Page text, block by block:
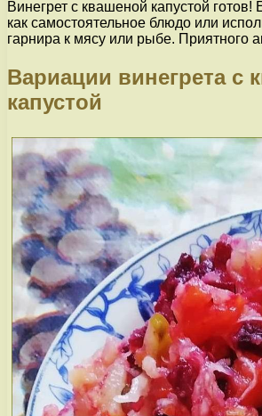
Винегрет с квашеной капустой
как самостоятельное блюдо или
гарнира к мясу или рыбе. Приятного
Вариации винегрета с
капустой